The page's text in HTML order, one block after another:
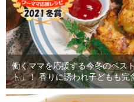
働くママを応援する今冬のベス
ト」！ 香りに誘われ子どもも完